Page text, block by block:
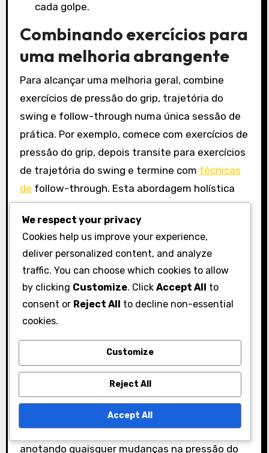
cada golpe.
Combinando exercícios para
uma melhoria abrangente
Para alcançar uma melhoria geral, combine
exercícios de pressão do grip, trajetória do
swing e follow-through numa única sessão de
prática. Por exemplo, comece com exercícios de
pressão do grip, depois transite para exercícios
de trajetória do swing e termine com técnicas
de follow-through. Esta abordagem holística
garante que todos os aspectos sejam
abordados.
Considere criar um plano de prática estruturado
que aloque tempo para cada tipo de exercício.
Isso pode ajudá-lo a concentrar-se em áreas
específicas enquanto ainda trabalha no
desempenho geral.
Acompanhando o progresso
com exercícios
Monitorar a sua melhoria é vital para um treino
eficaz. Mantenha um diário de prática para
registar o seu desempenho em cada exercício,
anotando quaisquer mudanças na pressão do
We respect your privacy
Cookies help us improve your experience,
deliver personalized content, and analyze
traffic. You can choose which cookies to allow
by clicking Customize. Click Accept All to
consent or Reject All to decline non-essential
cookies.
Customize
Reject All
Accept All